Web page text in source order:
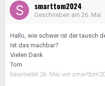
smarttom2024
Geschrieben am 26. Mai
Hallo, wie schwer ist der tausch
Ist das machbar?
Vielen Dank
Tom
bearbeitet 26. Mai von